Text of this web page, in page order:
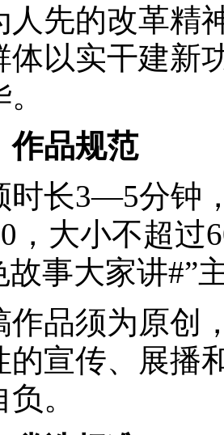
人先的改革精
体以实干建新
作品规范
3—5分钟，
，大小不超
故事大家讲#”
须为原创，
的宣传、展播
。